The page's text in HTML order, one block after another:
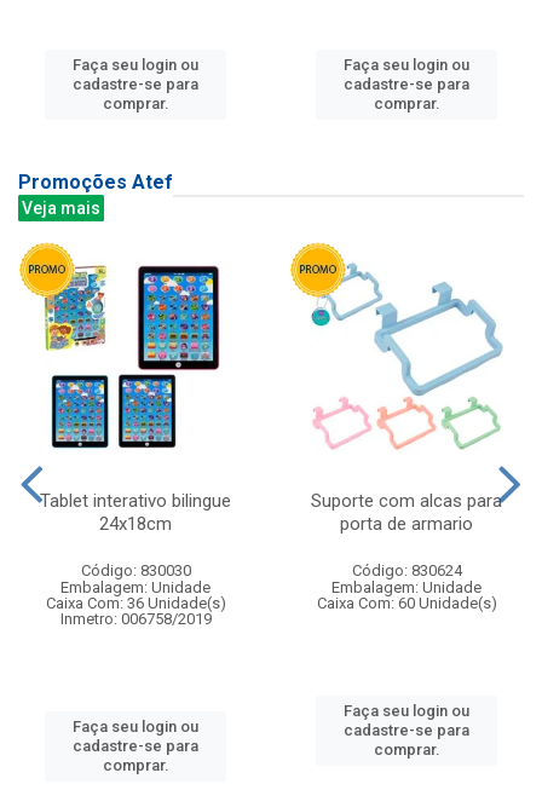
Faça seu login ou
cadastre-se para
comprar.
Faça seu login ou
cadastre-se para
comprar.
Promoções Atef
Veja mais
Tablet interativo bilingue
24x18cm
Código: 830030
Embalagem: Unidade
Caixa Com: 36 Unidade(s)
Inmetro: 006758/2019
Faça seu login ou
cadastre-se para
comprar.
Suporte com alcas para
porta de armario
Código: 830624
Embalagem: Unidade
Caixa Com: 60 Unidade(s)
Faça seu login ou
cadastre-se para
comprar.